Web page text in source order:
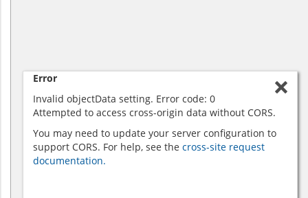
Error
Invalid objectData setting. Error code: 0
Attempted to access cross-origin data without CORS.
You may need to update your server configuration to
support CORS. For help, see the cross-site request
documentation.